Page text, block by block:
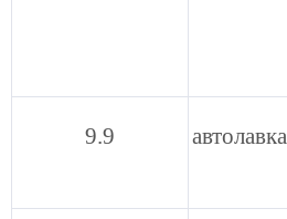
9.9 автолавка